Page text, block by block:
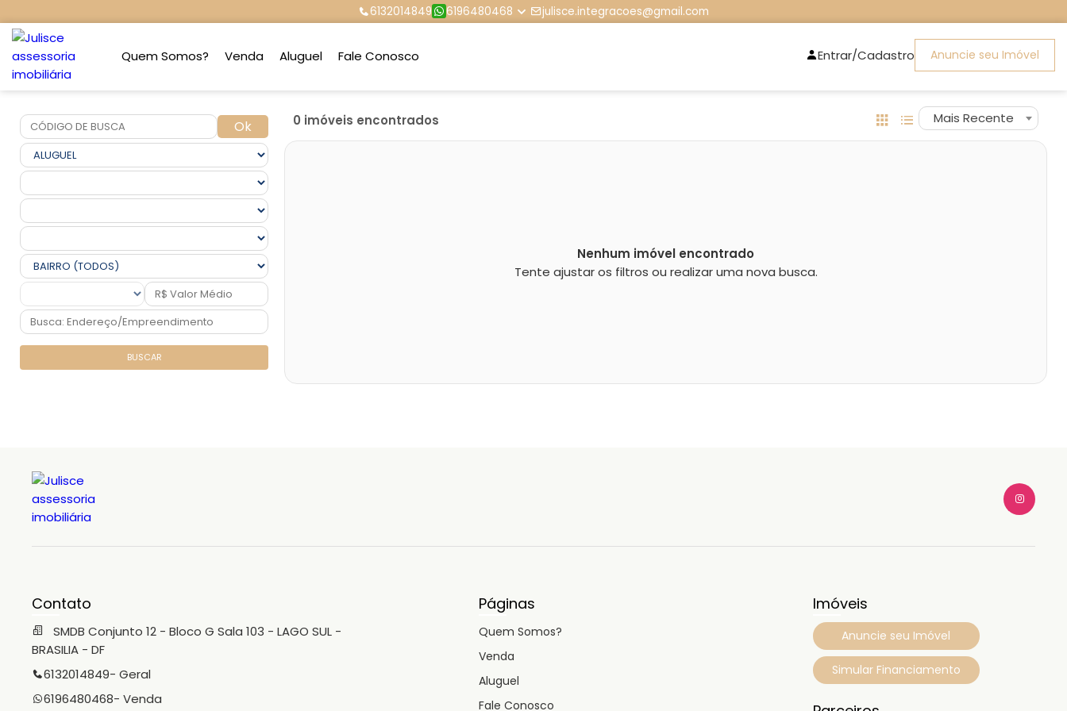
6132014849 6196480468 julisce.integracoes@gmail.com
Quem Somos? Venda Aluguel Fale Conosco Entrar/Cadastro Anuncie seu Imóvel
Ok
BUSCAR
0 imóveis encontrados Mais Recente
Nenhum imóvel encontrado
Tente ajustar os filtros ou realizar uma nova busca.
Contato
SMDB Conjunto 12 - Bloco G Sala 103 - LAGO SUL -
BRASILIA - DF
6132014849- Geral
6196480468- Venda
Páginas
Quem Somos?
Venda
Aluguel
Fale Conosco
Imóveis
Anuncie seu Imóvel
Simular Financiamento